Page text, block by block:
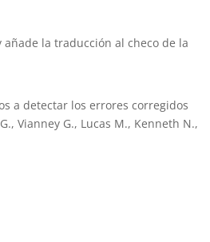
la traducción al checo de la
a detectar los errores corregidos
Vianney G., Lucas M., Kenneth N.,